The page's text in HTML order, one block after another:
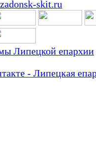
Липецкой епархии
- Липецкая